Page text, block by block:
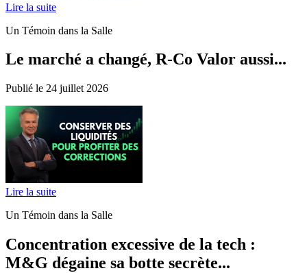
Lire la suite
Un Témoin dans la Salle
Le marché a changé, R-Co Valor aussi...
Publié le 24 juillet 2026
Lire la suite
Un Témoin dans la Salle
Concentration excessive de la tech :
M&G dégaine sa botte secrète...